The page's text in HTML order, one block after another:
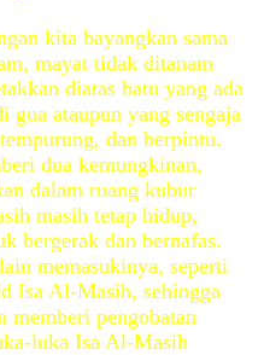
kita bayangkan sama
mayat tidak ditanam
diatas batu yang ada
ataupun yang sengaja
dan berpintu.
dua kemungkinan,
dalam ruang kubur
masih tetap hidup,
bergerak dan bernafas.
memasukinya, seperti
Isa Al-Masih, sehingga
memberi pengobatan
luka Isa Al-Masih